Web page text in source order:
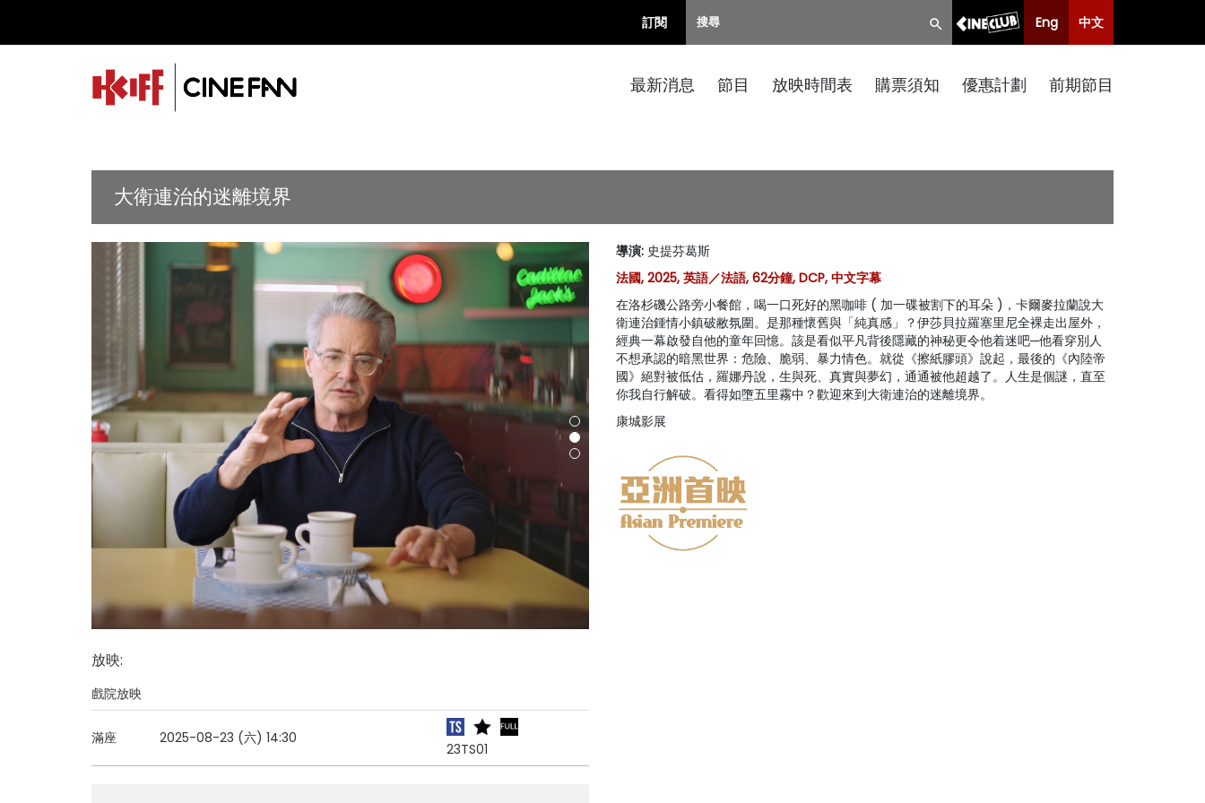
訂閱 Eng 中文
最新消息 節目 放映時間表 購票須知 優惠計劃 前期節目
大衛連治的迷離境界
導演: 史提芬葛斯
法國, 2025, 英語／法語, 62分鐘, DCP, 中文字幕
在洛杉磯公路旁小餐館，喝一口死好的黑咖啡 ( 加一碟被割下的耳朵 )，卡爾麥拉蘭說大
衛連治鍾情小鎮破敝氛圍。是那種懷舊與「純真感」？伊莎貝拉羅塞里尼全裸走出屋外，
經典一幕啟發自他的童年回憶。該是看似平凡背後隱藏的神秘更令他着迷吧─他看穿別人
不想承認的暗黑世界：危險、脆弱、暴力情色。就從《擦紙膠頭》說起，最後的《內陸帝
國》絕對被低估，羅娜丹說，生與死、真實與夢幻，通通被他超越了。人生是個謎，直至
你我自行解破。看得如墮五里霧中？歡迎來到大衛連治的迷離境界。
康城影展
放映:
戲院放映
滿座 2025-08-23 (六) 14:30
23TS01